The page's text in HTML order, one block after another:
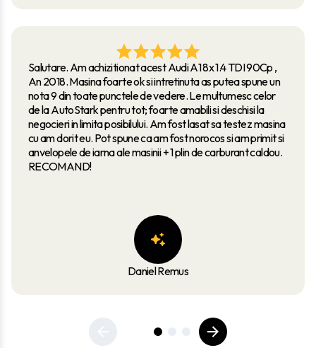
Salutare. Am achizitionat acest Audi A1 8x 1.4 TDI 90Cp ,
An 2018. Masina foarte ok si intretinuta as putea spune un
nota 9 din toate punctele de vedere. Le multumesc celor
de la AutoStark pentru tot; foarte amabili si deschisi la
negocieri in limita posibilului. Am fost lasat sa testez masina
cu am dorit eu. Pot spune ca am fost norocos si am primit si
anvelopele de iarna ale masinii + 1 plin de carburant caldou.
RECOMAND!
Daniel Remus